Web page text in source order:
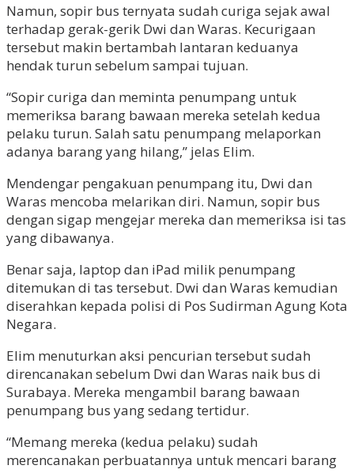
Namun, sopir bus ternyata sudah curiga sejak awal
terhadap gerak-gerik Dwi dan Waras. Kecurigaan
tersebut makin bertambah lantaran keduanya
hendak turun sebelum sampai tujuan.
“Sopir curiga dan meminta penumpang untuk
memeriksa barang bawaan mereka setelah kedua
pelaku turun. Salah satu penumpang melaporkan
adanya barang yang hilang,” jelas Elim.
Mendengar pengakuan penumpang itu, Dwi dan
Waras mencoba melarikan diri. Namun, sopir bus
dengan sigap mengejar mereka dan memeriksa isi tas
yang dibawanya.
Benar saja, laptop dan iPad milik penumpang
ditemukan di tas tersebut. Dwi dan Waras kemudian
diserahkan kepada polisi di Pos Sudirman Agung Kota
Negara.
Elim menuturkan aksi pencurian tersebut sudah
direncanakan sebelum Dwi dan Waras naik bus di
Surabaya. Mereka mengambil barang bawaan
penumpang bus yang sedang tertidur.
“Memang mereka (kedua pelaku) sudah
merencanakan perbuatannya untuk mencari barang